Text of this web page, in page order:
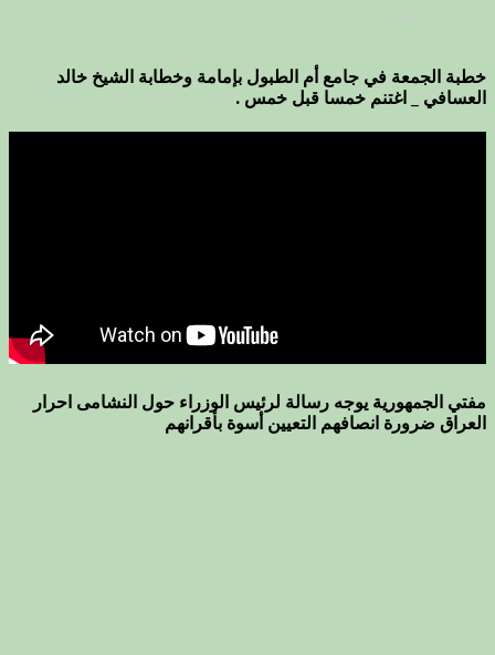
خطبة الجمعة في جامع أم الطبول بإمامة وخطابة الشيخ خالد
العسافي _ اغتنم خمسا قبل خمس .
مفتي الجمهورية يوجه رسالة لرئيس الوزراء حول النشامى احرار
العراق ضرورة انصافهم التعيين أسوة بأقرانهم